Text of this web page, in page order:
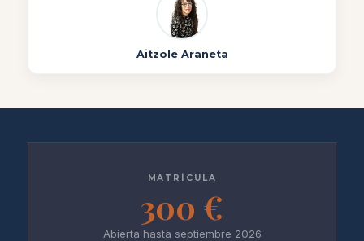
Aitzole Araneta
MATRÍCULA
300 €
Abierta hasta septiembre 2026